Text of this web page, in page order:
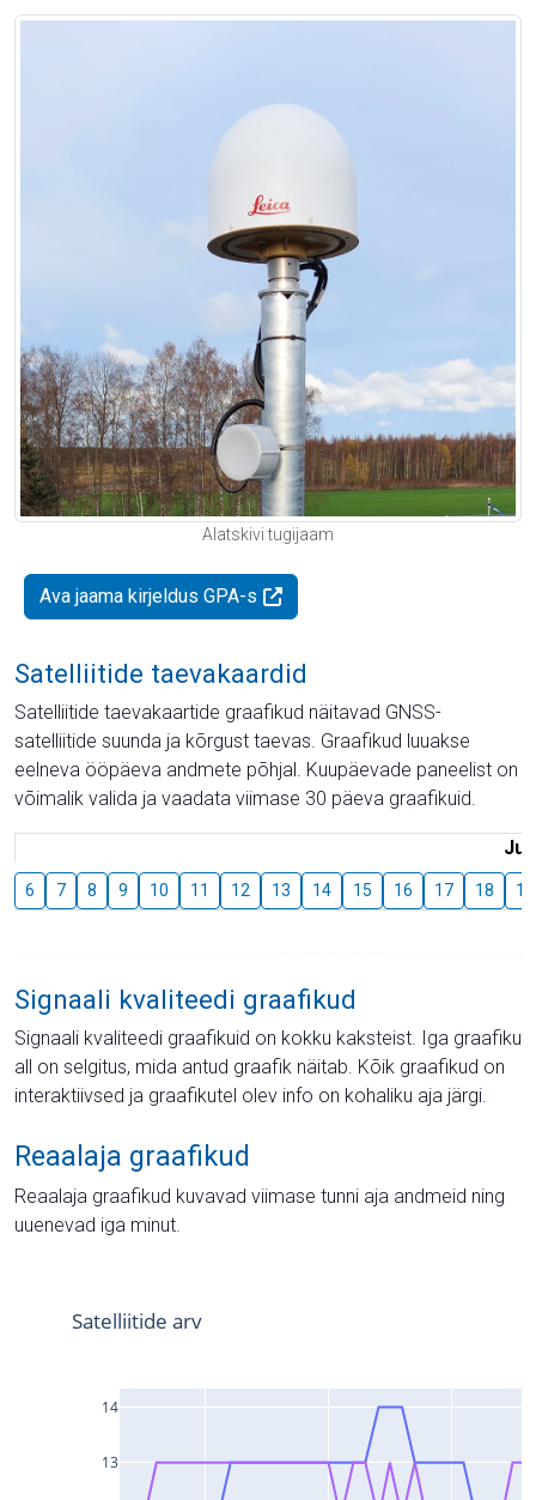
Alatskivi tugijaam
Ava jaama kirjeldus GPA-s
Satelliitide taevakaardid
Satelliitide taevakaartide graafikud näitavad GNSS-
satelliitide suunda ja kõrgust taevas. Graafikud luuakse
eelneva ööpäeva andmete põhjal. Kuupäevade paneelist on
võimalik valida ja vaadata viimase 30 päeva graafikuid.
6 7 8 9 10 11 12 13 14 15 16 17 18 19
Signaali kvaliteedi graafikud
Signaali kvaliteedi graafikuid on kokku kaksteist. Iga graafiku
all on selgitus, mida antud graafik näitab. Kõik graafikud on
interaktiivsed ja graafikutel olev info on kohaliku aja järgi.
Reaalaja graafikud
Reaalaja graafikud kuvavad viimase tunni aja andmeid ning
uuenevad iga minut.